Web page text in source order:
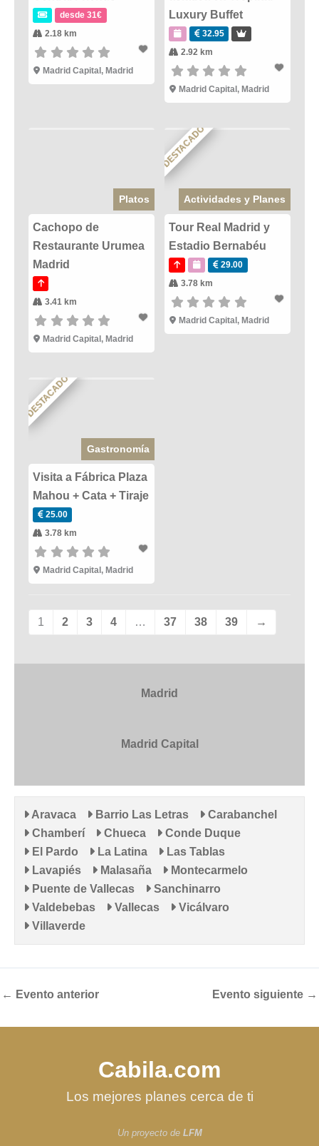
desde 31€
2.18 km
Madrid Capital , Madrid
Luxury Buffet
32.95
2.92 km
Madrid Capital , Madrid
Platos
Cachopo de
Restaurante Urumea
Madrid
3.41 km
Madrid Capital , Madrid
DESTACADO
Actividades y Planes
Tour Real Madrid y
Estadio Bernabéu
29.00
3.78 km
Madrid Capital , Madrid
DESTACADO
Gastronomía
Visita a Fábrica Plaza
Mahou + Cata + Tiraje
25.00
3.78 km
Madrid Capital , Madrid
1 2 3 4 … 37 38 39 →
Madrid
Madrid Capital
Aravaca Barrio Las Letras
Carabanchel
Chamberí
Chueca
Conde Duque
El Pardo
La Latina
Las Tablas
Lavapiés
Malasaña
Montecarmelo
Puente de Vallecas
Sanchinarro
Valdebebas
Vallecas
Vicálvaro
Villaverde
← Evento anterior Evento siguiente →
Cabila.com
Los mejores planes cerca de ti
Un proyecto de LFM